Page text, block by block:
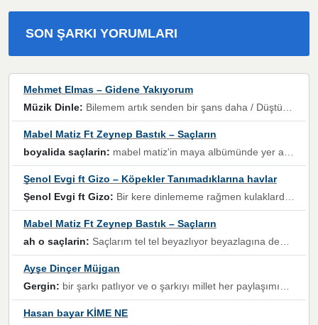
SON ŞARKI YORUMLARI
Mehmet Elmas – Gidene Yakıyorum
Müzik Dinle: Bilemem artık senden bir şans daha / Düştüğün zaman ben olmayacağım yanında” dizeleri, artık geçmişin tekrarına izin verilmeyeceğini, kişisel sınırların çizildiğini gösteriyor.
Mabel Matiz Ft Zeynep Bastık – Saçların
boyalida saçlarin: mabel matiz'in maya albümünde yer alan güzellerden. parça da şarkı hani! müzikal altyapısına vurulduğum, sözlerinde kaybolduğum bir parça olmuş.
Şenol Evgi ft Gizo – Köpekler Tanımadıklarına havlar
Şenol Evgi ft Gizo: Bir kere dinlememe rağmen kulaklardan gitmiyor sen sen sen sen kurban ol sen sen sen sen hayran ol yükses ses müzik dinleme sebebisiniz canlar bomba gibi patladınız maşallah
Mabel Matiz Ft Zeynep Bastık – Saçların
ah o saçlarin: Saçlarım tel tel beyazlıyor beyazlagına degil yanımda sen yoksun ona üzülüyorum günler bir bir geçiyor geçen günlere değil sensiz geçen günlere darılıyorum,Dinledikce asla kavusamayacagim ama asla unutamicagim sevdiğim adam için yanar içim
Ayşe Dinçer Müjgan
Gergin: bir şarkı patlıyor ve o şarkıyı millet her paylaşımın altına koyuyor ve öyle bir durum hal alıyor ki şarkıyı dinlemeden şarkıdan bikıyorsun Ama bu enteresan bir şekilde dillere dolanıyor millet olarak seviyoruz dertlerle boğuşurken bir yandan da göbek atmayi))) diyeceklerim bu kadar güzel hoş bir sayfa emeğinize sağlık arkadaşlar kolay gelsin
Hasan bayar KİME NE